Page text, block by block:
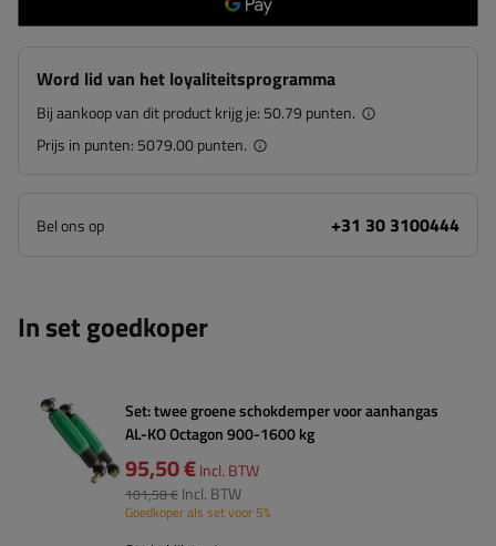
Word lid van het loyaliteitsprogramma
Bij aankoop van dit product krijg je: 50.79 punten.
Prijs in punten: 5079.00 punten.
Bel ons op +31 30 3100444
In set goedkoper
Set: twee groene schokdemper voor aanhangas
AL-KO Octagon 900-1600 kg
95,50 €Incl. BTW
101,58 € Incl. BTW
Goedkoper als set voor 5%